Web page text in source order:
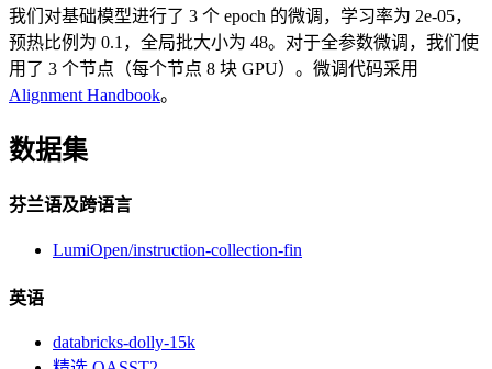
我们对基础模型进行了 3 个 epoch 的微调，学习率为 2e-05，
预热比例为 0.1，全局批大小为 48。对于全参数微调，我们使
用了 3 个节点（每个节点 8 块 GPU）。微调代码采用
Alignment Handbook。
数据集
芬兰语及跨语言
LumiOpen/instruction-collection-fin
英语
databricks-dolly-15k